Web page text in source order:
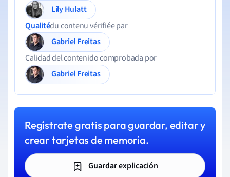
Lily Hulatt
Qualitédu contenu vérifiée par
Gabriel Freitas
Calidad del contenido comprobada por
Gabriel Freitas
Regístrate gratis para guardar, editar y
crear tarjetas de memoria.
Guardar explicación